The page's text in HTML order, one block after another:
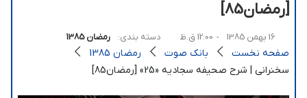
[رمضان85]
16 بهمن 1385 - 12:00 ق.ظ دسته بندی: رمضان 1385
صفحه نخست بانک صوت
رمضان 1385
سخنرانی | شرح صحیفه سجادیه «25» [رمضان85]